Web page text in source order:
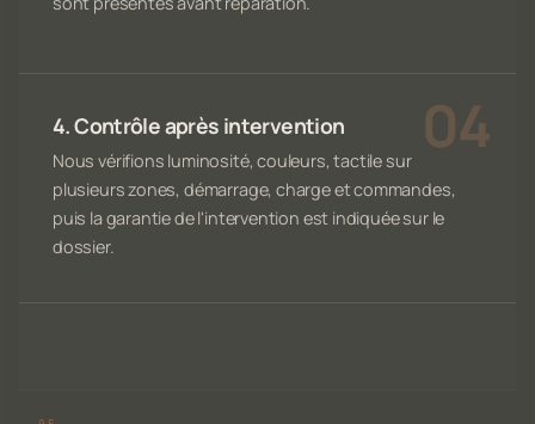
4. Contrôle après intervention
Nous vérifions luminosité, couleurs, tactile sur
plusieurs zones, démarrage, charge et commandes,
puis la garantie de l'intervention est indiquée sur le
dossier.